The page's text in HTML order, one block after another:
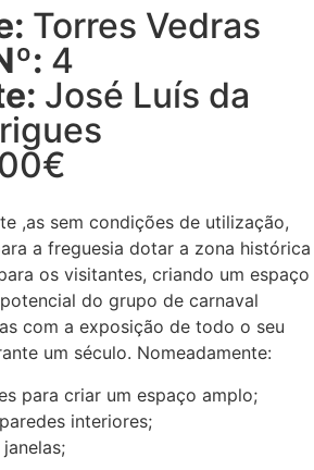
Torres Vedras
4
José Luís da
,as sem condições de utilização,
a freguesia dotar a zona histórica
os visitantes, criando um espaço
do grupo de carnaval
com a exposição de todo o seu
um século. Nomeadamente:
para criar um espaço amplo;
interiores;